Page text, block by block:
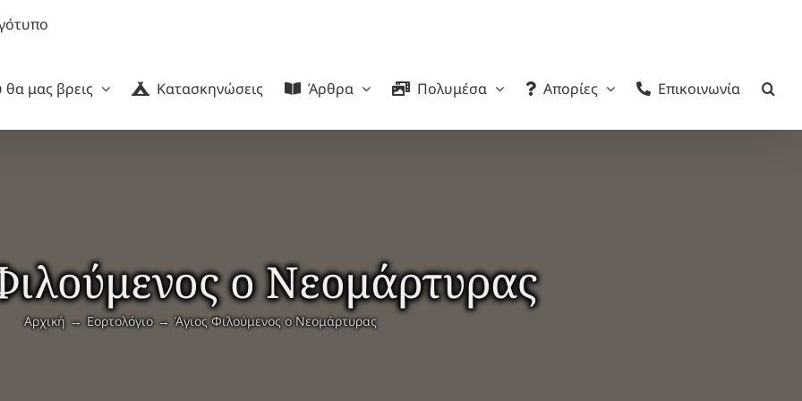
μας βρεις
Κατασκηνώσεις Άρθρα Πολυμέσα Απορίες Επικοινωνία
ο Νεομάρτυρας
Αρχική Εορτολόγιο Άγιος Φιλούμενος ο Νεομάρτυρας